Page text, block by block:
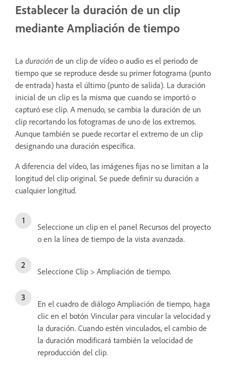
Establecer la duración de un clip
mediante Ampliación de tiempo
La duración de un clip de vídeo o audio es el periodo de
tiempo que se reproduce desde su primer fotograma (punto
de entrada) hasta el último (punto de salida). La duración
inicial de un clip es la misma que cuando se importó o
capturó ese clip. A menudo, se cambia la duración de un
clip recortando los fotogramas de uno de los extremos.
Aunque también se puede recortar el extremo de un clip
designando una duración específica.
A diferencia del vídeo, las imágenes fijas no se limitan a la
longitud del clip original. Se puede definir su duración a
cualquier longitud.
Seleccione un clip en el panel Recursos del proyecto
o en la línea de tiempo de la vista avanzada.
Seleccione Clip > Ampliación de tiempo.
En el cuadro de diálogo Ampliación de tiempo, haga
clic en el botón Vincular para vincular la velocidad y
la duración. Cuando estén vinculados, el cambio de
la duración modificará también la velocidad de
reproducción del clip.